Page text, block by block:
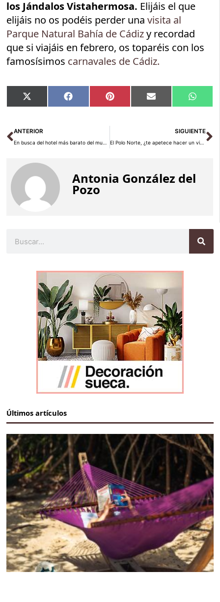
los Jándalos Vistahermosa. Elijáis el que
elijáis no os podéis perder unavisita al
Parque Natural Bahía de Cádizy recordad
que si viajáis en febrero, os toparéis con los
famosísimos carnavales de Cádiz.
Compartir
en
X
(Twitter)
Compartir
en
Facebook Compartir
en
Pinterest Compartir
en
Email
en
Ant
ANTERIOR
En busca del hotel más barato del mundo
SIGUIENTE
El Polo Norte, ¿te apetece hacer un viaje diferente?
Antonia González del
Pozo
Últimos artículos